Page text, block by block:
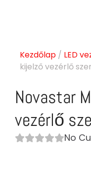
Kezdőlap / LED
kijelző vezérlő
Novastar
vezérlő
No